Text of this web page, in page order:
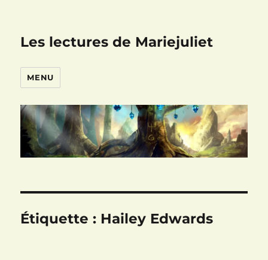
Les lectures de Mariejuliet
MENU
Étiquette : Hailey Edwards